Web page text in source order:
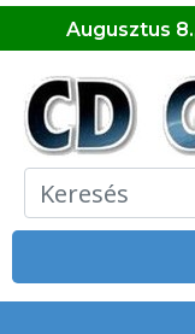
Augusztus